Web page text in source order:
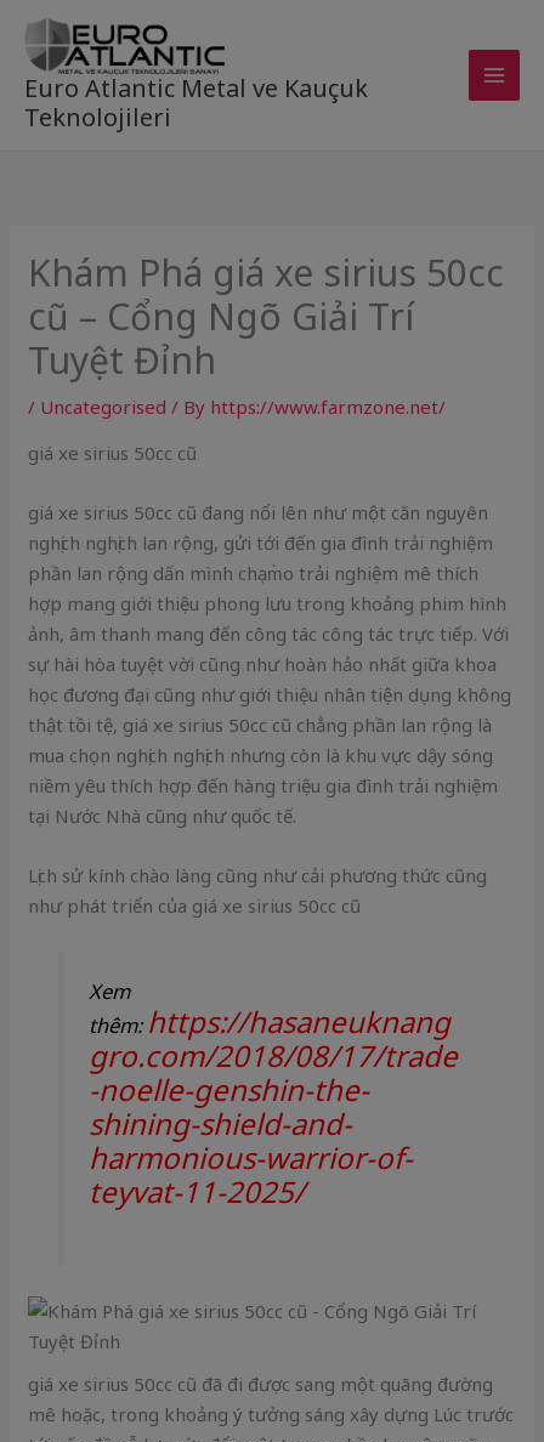
content
Euro Atlantic Metal ve Kauçuk
Teknolojileri
Khám Phá giá xe sirius 50cc
cũ – Cổng Ngõ Giải Trí
Tuyệt Đỉnh
/ Uncategorised / By https://www.farmzone.net/
giá xe sirius 50cc cũ
giá xe sirius 50cc cũ đang nổi lên như một căn nguyên
nghịch nghịch lan rộng, gửi tới đến gia đình trải nghiệm
phần lan rộng dấn mình chạm̀o trải nghiệm mê thích
hợp mang giới thiệu phong lưu trong khoảng phim hình
ảnh, âm thanh mang đến công tác công tác trực tiếp. Với
sự hài hòa tuyệt vời cũng như hoàn hảo nhất giữa khoa
học đương đại cũng như giới thiệu nhân tiện dụng không
thật tồi tệ, giá xe sirius 50cc cũ chẳng phần lan rộng là
mua chọn nghịch nghịch nhưng còn là khu vực dậy sóng
niềm yêu thích hợp đến hàng triệu gia đình trải nghiệm
tại Nước Nhà cũng như quốc tế.
Lịch sử kính chào làng cũng như cải phương thức cũng
như phát triển của giá xe sirius 50cc cũ
Xem
thêm:https://hasaneuknang
gro.com/2018/08/17/trade
-noelle-genshin-the-
shining-shield-and-
harmonious-warrior-of-
teyvat-11-2025/
giá xe sirius 50cc cũ đã đi được sang một quãng đường
mê hoặc, trong khoảng ý tưởng sáng xây dựng Lúc trước